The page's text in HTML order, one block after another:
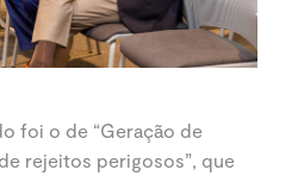
foi o de “Geração de
rejeitos perigosos”, que